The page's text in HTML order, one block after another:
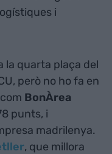
i
la quarta plaça del
però no ho fa en
com BonÀrea
punts, i
madrilenya.
, que millora